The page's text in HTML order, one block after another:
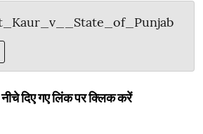
दिए गए लिंक पर क्लिक करें